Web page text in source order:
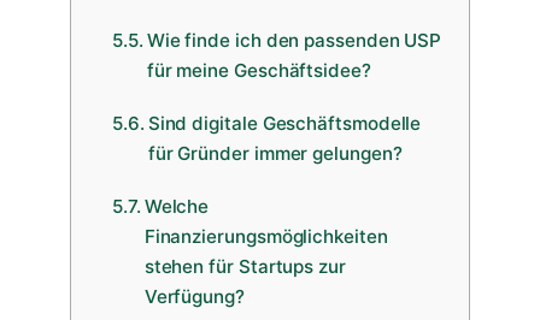
Wie finde ich den passenden USP
für meine Geschäftsidee?
Sind digitale Geschäftsmodelle
für Gründer immer gelungen?
Welche
Finanzierungsmöglichkeiten
stehen für Startups zur
Verfügung?